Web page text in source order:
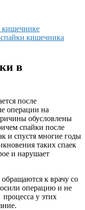
кишечнике
кишечника
в
после
операции на
обусловлены
спайки после
и спустя многие годы
таких спаек
и нарушает
к врачу со
операцию и не
у этих